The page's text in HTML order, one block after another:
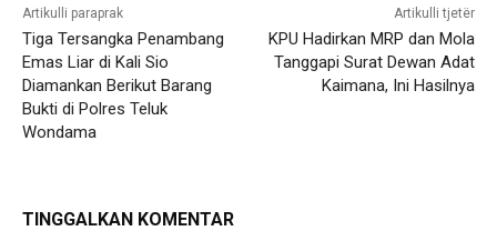
Artikulli paraprak
Tiga Tersangka Penambang
Emas Liar di Kali Sio
Diamankan Berikut Barang
Bukti di Polres Teluk
Wondama
Artikulli tjetër
KPU Hadirkan MRP dan Mola
Tanggapi Surat Dewan Adat
Kaimana, Ini Hasilnya
TINGGALKAN KOMENTAR